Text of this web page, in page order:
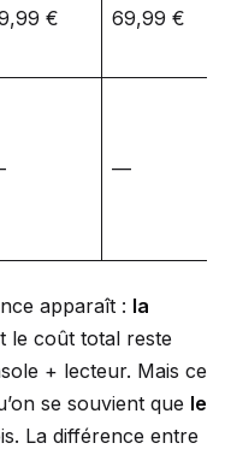
€ 69,99 €
—
apparaît : la
le coût total reste
+ lecteur. Mais ce
se souvient que le
La différence entre